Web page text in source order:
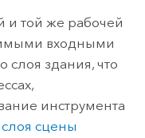
и той же рабочей
входными
здания, что
инструмента
сцены